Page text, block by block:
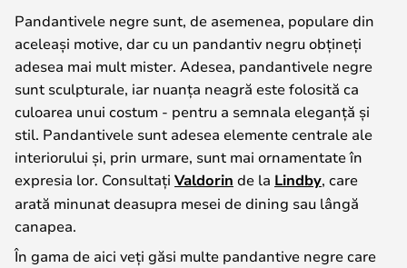
Pandantivele negre sunt, de asemenea, populare din
aceleași motive, dar cu un pandantiv negru obțineți
adesea mai mult mister. Adesea, pandantivele negre
sunt sculpturale, iar nuanța neagră este folosită ca
culoarea unui costum - pentru a semnala eleganță și
stil. Pandantivele sunt adesea elemente centrale ale
interiorului și, prin urmare, sunt mai ornamentate în
expresia lor. Consultați Valdorin de la Lindby, care
arată minunat deasupra mesei de dining sau lângă
canapea.
În gama de aici veți găsi multe pandantive negre care